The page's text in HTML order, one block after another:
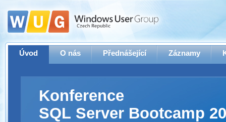
Úvod O nás Přednášející Záznamy
Konference
SQL Server Bootcamp